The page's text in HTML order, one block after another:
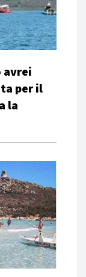
avrei
per il
la